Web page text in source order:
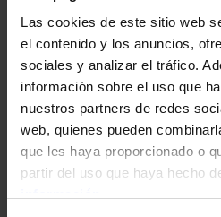
Las cookies de este sitio web
el contenido y los anuncios,
sociales y analizar el tráfico.
información sobre el uso que
nuestros partners de redes
web, quienes pueden
que les haya proporcionado o
partir del uso que haya hecho
Övriga